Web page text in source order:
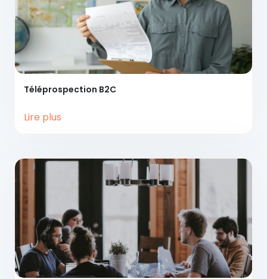
Téléprospection B2C
Lire plus